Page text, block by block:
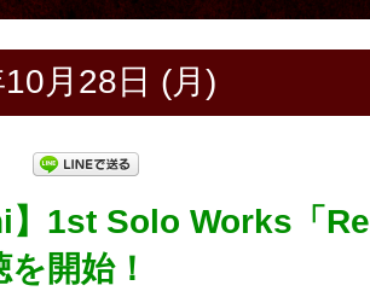
月28日 (月)
】1st Solo Works「
開始！